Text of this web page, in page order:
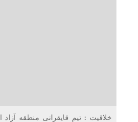
خلاقیت : تیم قایقرانی منطقه